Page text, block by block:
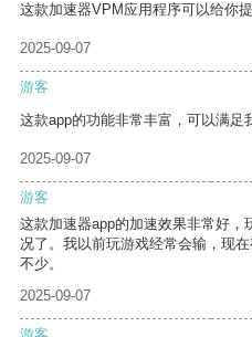
这款加速器VPM应用程序可以给你
2025-09-07
游客
这款app的功能非常丰富，可以满足
2025-09-07
游客
这款加速器app的加速效果非常好
况了。我以前玩游戏经常会输，现
不少。
2025-09-07